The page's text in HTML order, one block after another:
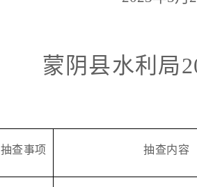
蒙阴县水利局
抽查事项 抽查内容